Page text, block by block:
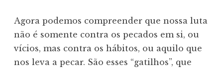
Agora podemos compreender que nossa luta
não é somente contra os pecados em si, ou
vícios, mas contra os hábitos, ou aquilo que
nos leva a pecar. São esses “gatilhos”, que